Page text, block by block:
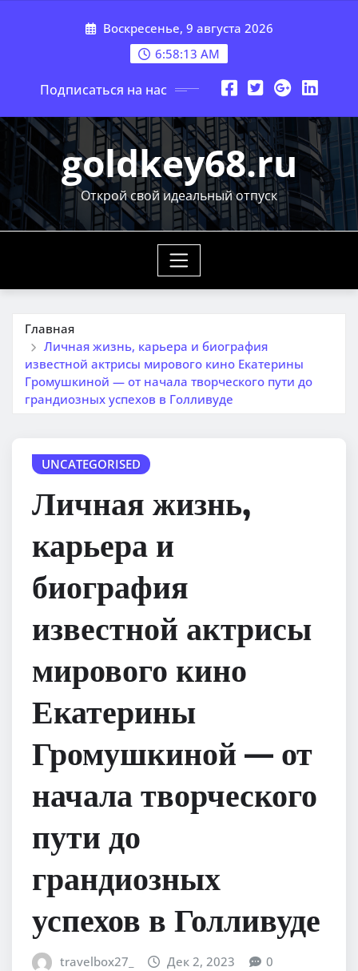
Воскресенье, 9 августа 2026
6:58:14 AM
Подписаться на нас
goldkey68.ru
Открой свой идеальный отпуск
Главная
Личная жизнь, карьера и биография
известной актрисы мирового кино Екатерины
Громушкиной — от начала творческого пути до
грандиозных успехов в Голливуде
UNCATEGORISED
Личная жизнь,
карьера и
биография
известной актрисы
мирового кино
Екатерины
Громушкиной — от
начала творческого
пути до
грандиозных
успехов в Голливуде
travelbox27_ Дек 2, 2023 0